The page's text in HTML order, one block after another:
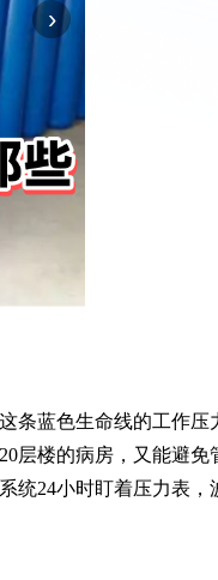
›
条蓝色生命线的工作压
层楼的病房，又能避
24小时盯着压力表，